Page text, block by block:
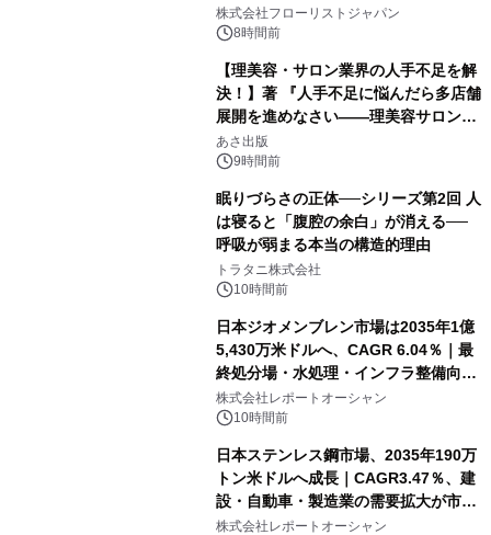
クレンジングPRO」を2026年8月6日
発売
株式会社フローリストジャパン
8時間前
【理美容・サロン業界の人手不足を解
決！】著 『人手不足に悩んだら多店舗
展開を進めなさい――理美容サロン
「多店舗展開」の教科書』2026年8月
24日（月）発売
あさ出版
9時間前
眠りづらさの正体──シリーズ第2回 人
は寝ると「腹腔の余白」が消える──
呼吸が弱まる本当の構造的理由
トラタニ株式会社
10時間前
日本ジオメンブレン市場は2035年1億
5,430万米ドルへ、CAGR 6.04％｜最
終処分場・水処理・インフラ整備向け
需要拡大
株式会社レポートオーシャン
10時間前
日本ステンレス鋼市場、2035年190万
トン米ドルへ成長｜CAGR3.47％、建
設・自動車・製造業の需要拡大が市場
を牽引
株式会社レポートオーシャン